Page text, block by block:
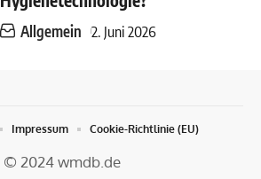
Allgemein 2. Juni 2026
© 2024 wmdb.de
Impressum Cookie-Richtlinie (EU)